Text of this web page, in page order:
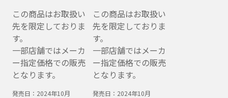
この商品はお取扱い
先を限定しておりま
す。
一部店舗ではメーカ
ー指定価格での販売
となります。
発売日： 2024年10月
この商品はお取扱い
先を限定しておりま
す。
一部店舗ではメーカ
ー指定価格での販売
となります。
発売日： 2024年10月